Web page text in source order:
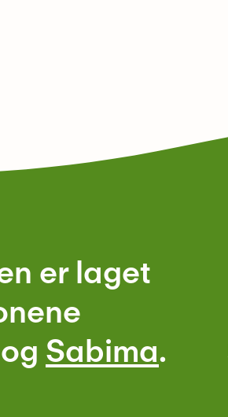
er laget
og Sabima.